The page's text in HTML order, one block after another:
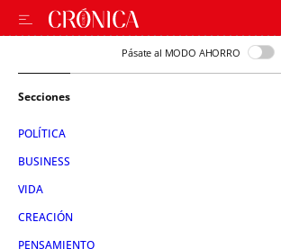
Pásate al MODO AHORRO
Secciones
POLÍTICA
BUSINESS
VIDA
CREACIÓN
PENSAMIENTO